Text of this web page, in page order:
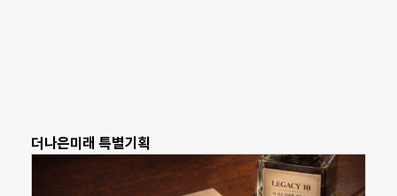
더나은미래 특별기획